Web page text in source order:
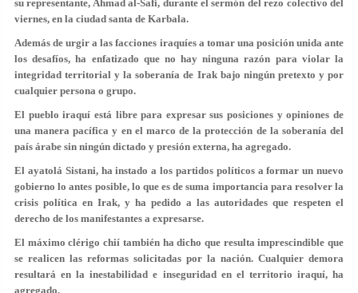
su representante, Ahmad al-Safi, durante el sermón del rezo colectivo del
viernes, en la ciudad santa de Karbala.
Además de urgir a las facciones iraquíes a tomar una posición unida ante
los desafíos, ha enfatizado que no hay ninguna razón para violar la
integridad territorial y la soberanía de Irak bajo ningún pretexto y por
cualquier persona o grupo.
El pueblo iraquí está libre para expresar sus posiciones y opiniones de
una manera pacífica y en el marco de la protección de la soberanía del
país árabe sin ningún dictado y presión externa, ha agregado.
El ayatolá Sistani, ha instado a los partidos políticos a formar un nuevo
gobierno lo antes posible, lo que es de suma importancia para resolver la
crisis política en Irak, y ha pedido a las autoridades que respeten el
derecho de los manifestantes a expresarse.
El máximo clérigo chií también ha dicho que resulta imprescindible que
se realicen las reformas solicitadas por la nación. Cualquier demora
resultará en la inestabilidad e inseguridad en el territorio iraquí, ha
agregado.